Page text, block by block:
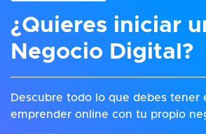
¿Quieres iniciar
Negocio Digital?
Descubre todo lo que debes tener
emprender online con tu propio